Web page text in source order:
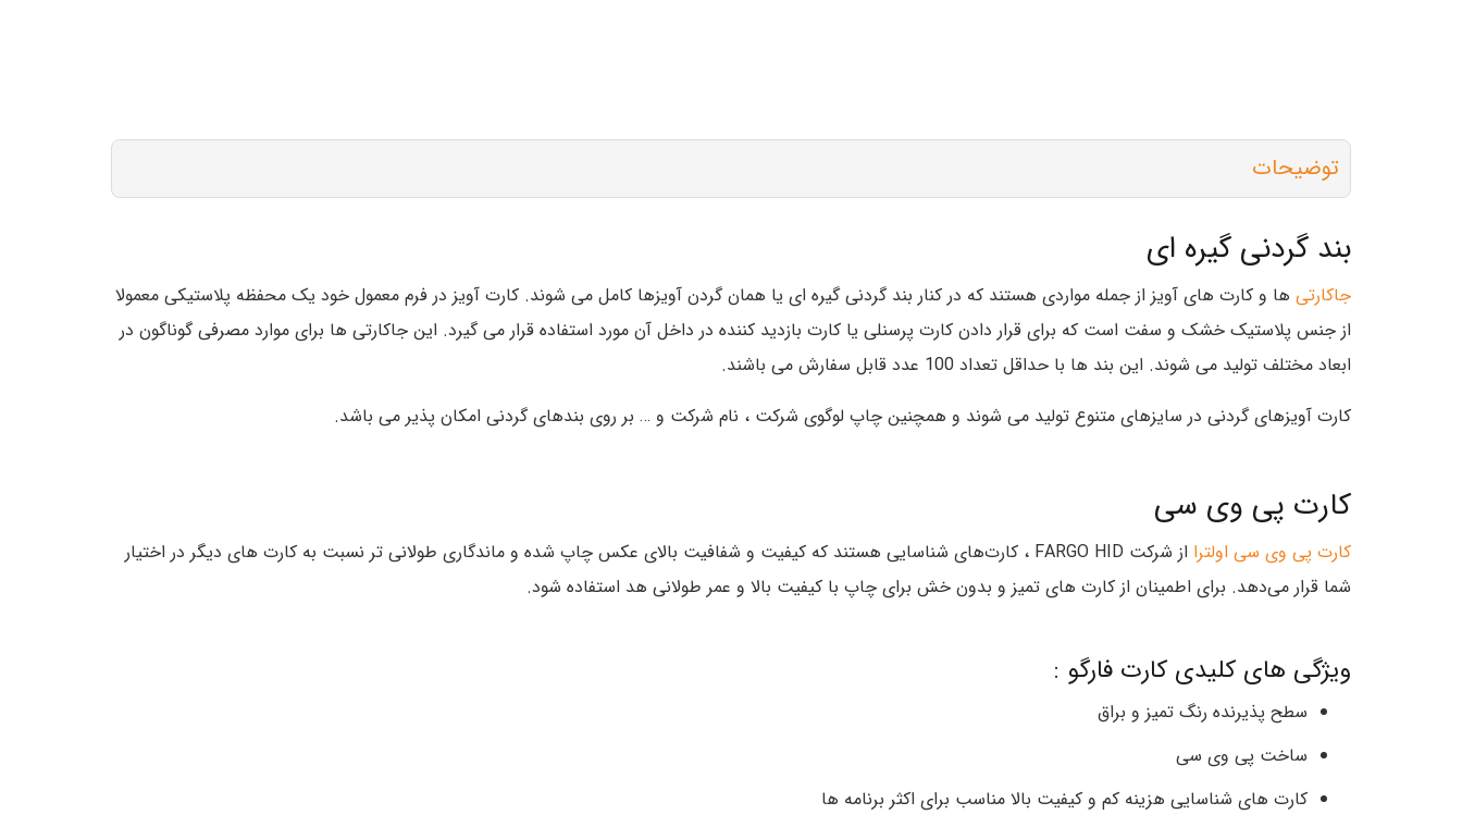
توضیحات
بند گردنی گیره ای
جاکارتی ها و کارت های آویز از جمله مواردی هستند که در کنار بند گردنی گیره ای یا همان گردن آویزها کامل می شوند. کارت آویز در فرم معمول خود یک محفظه پلاستیکی معمولا
از جنس پلاستیک خشک و سفت است که برای قرار دادن کارت پرسنلی یا کارت بازدید کننده در داخل آن مورد استفاده قرار می گیرد. این جاکارتی ها برای موارد مصرفی گوناگون در
ابعاد مختلف تولید می شوند. این بند ها با حداقل تعداد 100 عدد قابل سفارش می باشند.
کارت آویزهای گردنی در سایزهای متنوع تولید می شوند و همچنین چاپ لوگوی شرکت ، نام شرکت و … بر روی بندهای گردنی امکان پذیر می باشد.
کارت پی وی سی
کارت پی وی سی اولترا
از شرکت FARGO HID ، کارت‌های شناسایی هستند که کیفیت و شفافیت بالای عکس چاپ شده و ماندگاری طولانی تر نسبت به کارت های دیگر در اختیار
شما قرار می‌دهد. برای اطمینان از کارت های تمیز و بدون خش برای چاپ با کیفیت بالا و عمر طولانی هد استفاده شود.
ویژگی های کلیدی کارت فارگو :
سطح پذیرنده رنگ تمیز و براق
ساخت پی وی سی
کارت های شناسایی هزینه کم و کیفیت بالا مناسب برای اکثر برنامه ها